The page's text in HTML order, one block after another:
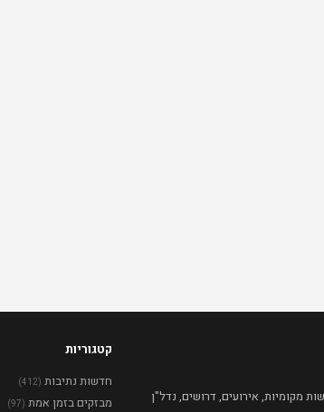
מקומיות, אירועים, דרושים, נדל"ן
קטגוריות
חדשות נתיבות (412)
מבזקים בזמן אמת (97)